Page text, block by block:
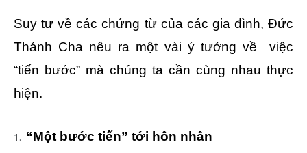
Suy tư về các chứng từ của các gia đình, Đức
Thánh Cha nêu ra một vài ý tưởng về việc
“tiến bước” mà chúng ta cần cùng nhau thực
hiện.
“Một bước tiến” tới hôn nhân